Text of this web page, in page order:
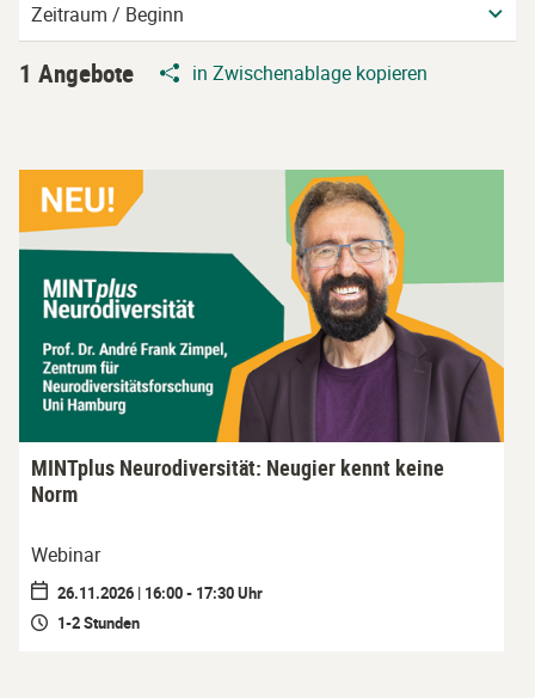
Zeitraum / Beginn
1 Angebote in Zwischenablage kopieren
MINTplus Neurodiversität: Neugier kennt keine
Norm
Webinar
26.11.2026 | 16:00 - 17:30 Uhr
1-2 Stunden